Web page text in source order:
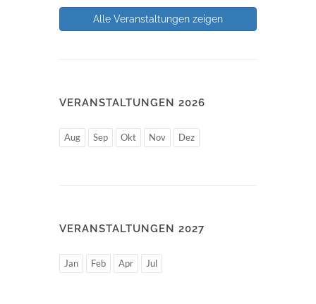
Alle Veranstaltungen zeigen
VERANSTALTUNGEN 2026
Aug Sep Okt Nov Dez
VERANSTALTUNGEN 2027
Jan Feb Apr Jul